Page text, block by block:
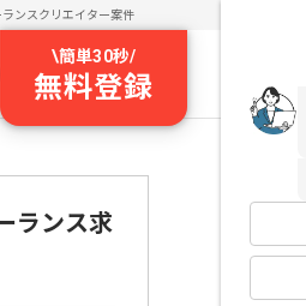
ランスクリエイター案件
\簡単30秒/
無料登録
ランス求